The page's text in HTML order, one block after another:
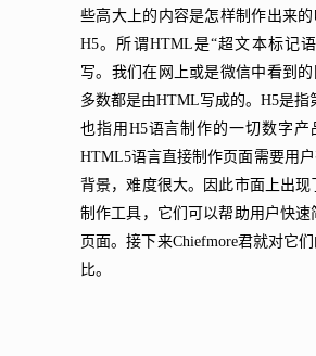
些高大上的内容是怎样制作出来
H5。所谓HTML是“超文本标记
写。我们在网上或是微信中看到的
多数都是由HTML写成的。H5是指
也指用H5语言制作的一切数字产
HTML5语言直接制作页面需要用
背景，难度很大。因此市面上出现
制作工具，它们可以帮助用户快速
页面。接下来Chiefmore君就对它
比。